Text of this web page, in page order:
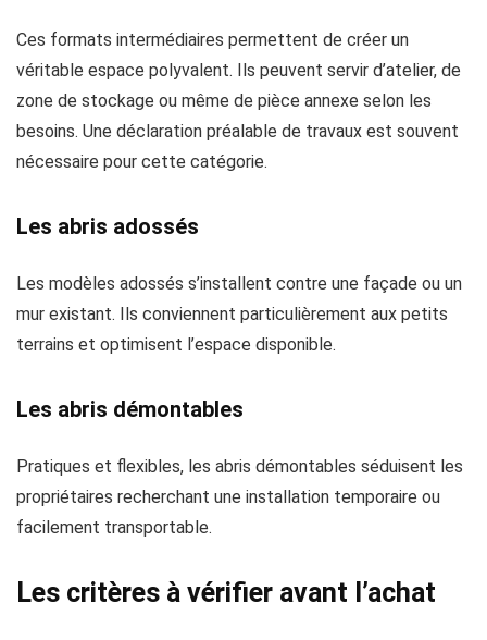
Ces formats intermédiaires permettent de créer un
véritable espace polyvalent. Ils peuvent servir d’atelier, de
zone de stockage ou même de pièce annexe selon les
besoins. Une déclaration préalable de travaux est souvent
nécessaire pour cette catégorie.
Les abris adossés
Les modèles adossés s’installent contre une façade ou un
mur existant. Ils conviennent particulièrement aux petits
terrains et optimisent l’espace disponible.
Les abris démontables
Pratiques et flexibles, les abris démontables séduisent les
propriétaires recherchant une installation temporaire ou
facilement transportable.
Les critères à vérifier avant l’achat